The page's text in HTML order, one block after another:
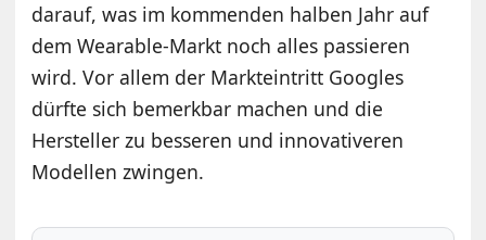
darauf, was im kommenden halben Jahr auf
dem Wearable-Markt noch alles passieren
wird. Vor allem der Markteintritt Googles
dürfte sich bemerkbar machen und die
Hersteller zu besseren und innovativeren
Modellen zwingen.